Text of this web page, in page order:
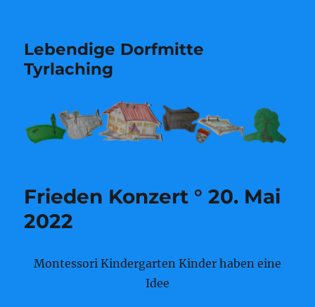
Lebendige Dorfmitte
Tyrlaching
Frieden Konzert ° 20. Mai
2022
Montessori Kindergarten Kinder haben eine
Idee